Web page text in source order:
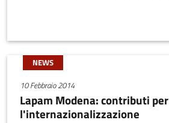
NEWS
10 Febbraio 2014
Lapam Modena: contributi per
l'internazionalizzazione